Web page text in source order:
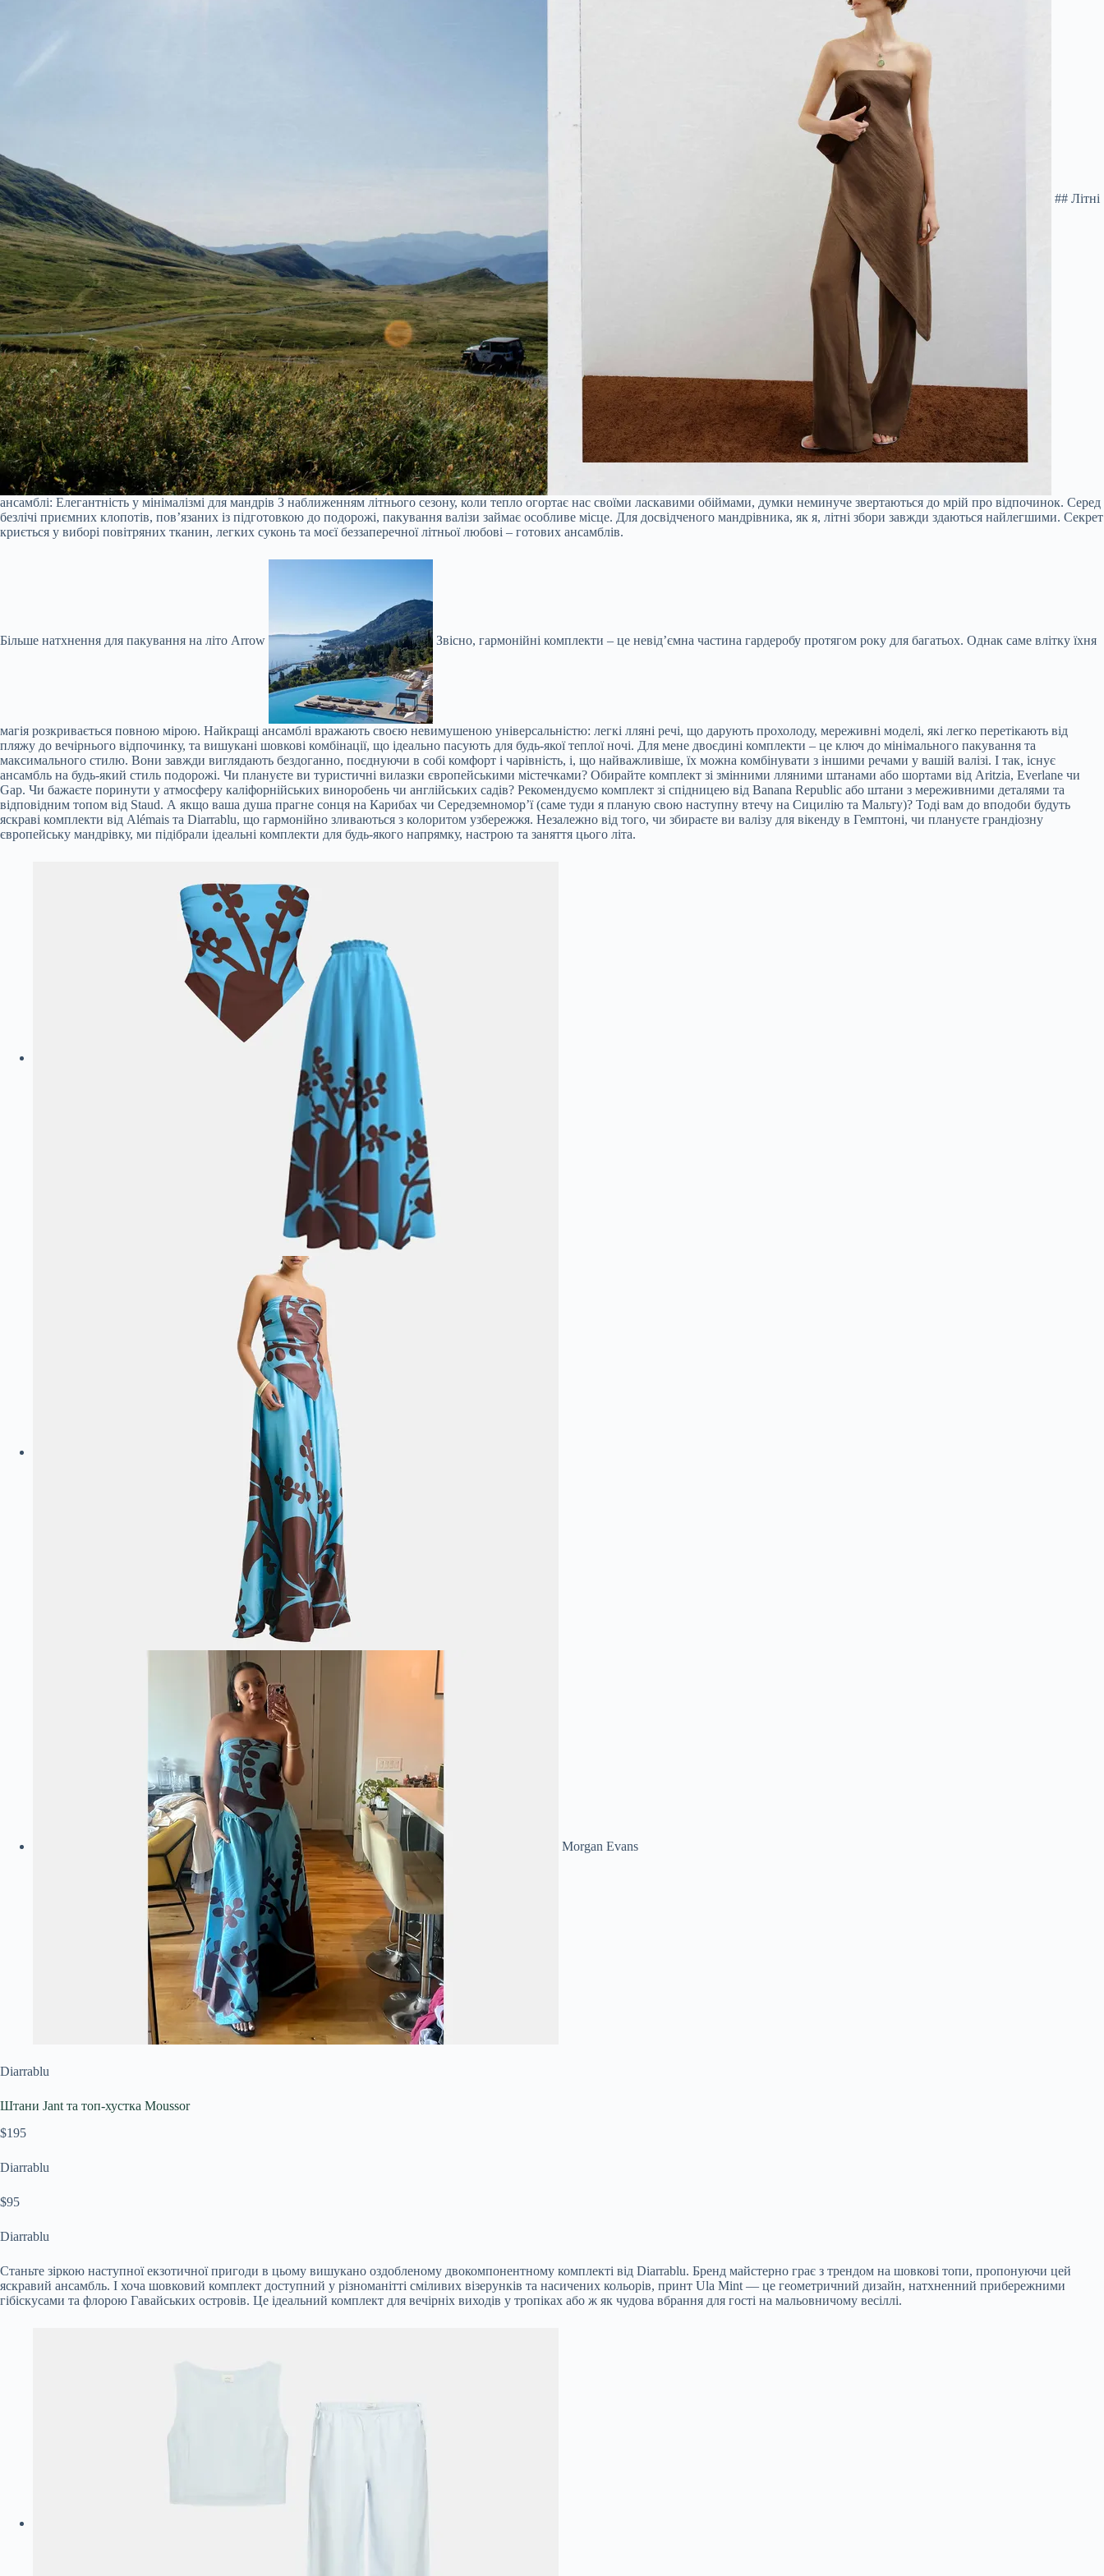
## Літні
ансамблі: Елегантність у мінімалізмі для мандрів З наближенням літнього сезону, коли тепло огортає нас своїми ласкавими обіймами, думки неминуче звертаються до мрій про відпочинок. Серед
безлічі приємних клопотів, пов’язаних із підготовкою до подорожі, пакування валізи займає особливе місце. Для досвідченого мандрівника, як я, літні збори завжди здаються найлегшими. Секрет
криється у виборі повітряних тканин, легких суконь та моєї беззаперечної літньої любові – готових ансамблів.
Більше натхнення для пакування на літо Arrow Звісно, гармонійні комплекти – це невід’ємна частина гардеробу протягом року для багатьох. Однак саме влітку їхня
магія розкривається повною мірою. Найкращі ансамблі вражають своєю невимушеною універсальністю: легкі лляні речі, що дарують прохолоду, мереживні моделі, які легко перетікають від
пляжу до вечірнього відпочинку, та вишукані шовкові комбінації, що ідеально пасують для будь-якої теплої ночі. Для мене двоєдині комплекти – це ключ до мінімального пакування та
максимального стилю. Вони завжди виглядають бездоганно, поєднуючи в собі комфорт і чарівність, і, що найважливіше, їх можна комбінувати з іншими речами у вашій валізі. І так, існує
ансамбль на будь-який стиль подорожі. Чи плануєте ви туристичні вилазки європейськими містечками? Обирайте комплект зі змінними лляними штанами або шортами від Aritzia, Everlane чи
Gap. Чи бажаєте поринути у атмосферу каліфорнійських виноробень чи англійських садів? Рекомендуємо комплект зі спідницею від Banana Republic або штани з мереживними деталями та
відповідним топом від Staud. А якщо ваша душа прагне сонця на Карибах чи Середземномор’ї (саме туди я планую свою наступну втечу на Сицилію та Мальту)? Тоді вам до вподоби будуть
яскраві комплекти від Alémais та Diarrablu, що гармонійно зливаються з колоритом узбережжя. Незалежно від того, чи збираєте ви валізу для вікенду в Гемптоні, чи плануєте грандіозну
європейську мандрівку, ми підібрали ідеальні комплекти для будь-якого напрямку, настрою та заняття цього літа.
Morgan Evans
Diarrablu
Штани Jant та топ-хустка Moussor
$195
Diarrablu
$95
Diarrablu
Станьте зіркою наступної екзотичної пригоди в цьому вишукано оздобленому двокомпонентному комплекті від Diarrablu. Бренд майстерно грає з трендом на шовкові топи, пропонуючи цей
яскравий ансамбль. І хоча шовковий комплект доступний у різноманітті сміливих візерунків та насичених кольорів, принт Ula Mint — це геометричний дизайн, натхненний прибережними
гібіскусами та флорою Гавайських островів. Це ідеальний комплект для вечірніх виходів у тропіках або ж як чудова вбрання для гості на мальовничому весіллі.